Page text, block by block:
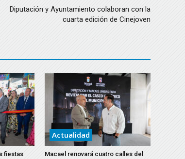
Diputación y Ayuntamiento colaboran con la
cuarta edición de Cinejoven
fiestas
Actualidad
Macael renovará cuatro calles del